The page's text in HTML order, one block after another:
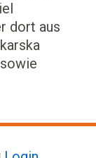
dort aus